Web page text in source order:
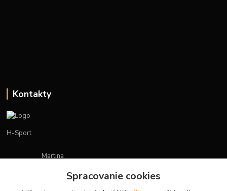
Kontakty
H-Sport
Martina
(Po-Pia, 7-15 hod.)
Spracovanie cookies